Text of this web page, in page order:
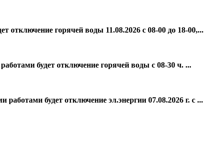
отключение горячей воды 11.08.2026 с 08-00 до 18-00,...
будет отключение горячей воды с 08-30 ч. ...
будет отключение эл.энергии 07.08.2026 г. с ...